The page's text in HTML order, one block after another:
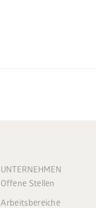
UNTERNEHMEN
Offene Stellen
Arbeitsbereiche